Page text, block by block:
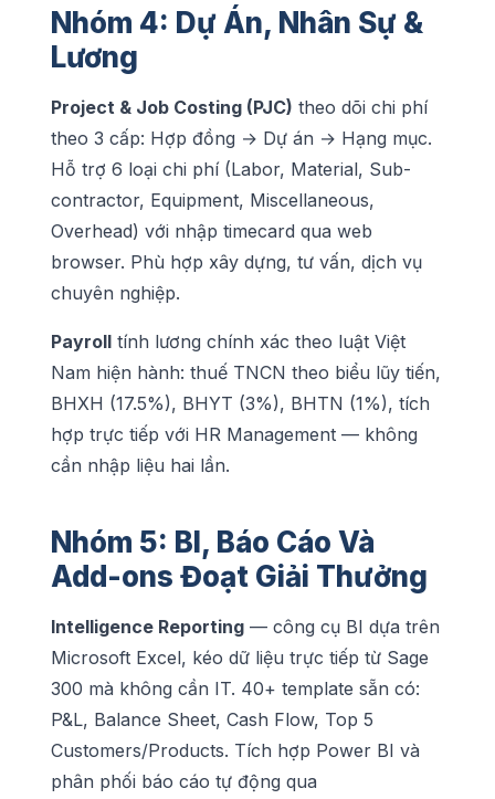
Nhóm 4: Dự Án, Nhân Sự &
Lương
Project & Job Costing (PJC) theo dõi chi phí
theo 3 cấp: Hợp đồng → Dự án → Hạng mục.
Hỗ trợ 6 loại chi phí (Labor, Material, Sub-
contractor, Equipment, Miscellaneous,
Overhead) với nhập timecard qua web
browser. Phù hợp xây dựng, tư vấn, dịch vụ
chuyên nghiệp.
Payroll tính lương chính xác theo luật Việt
Nam hiện hành: thuế TNCN theo biểu lũy tiến,
BHXH (17.5%), BHYT (3%), BHTN (1%), tích
hợp trực tiếp với HR Management — không
cần nhập liệu hai lần.
Nhóm 5: BI, Báo Cáo Và
Add-ons Đoạt Giải Thưởng
Intelligence Reporting — công cụ BI dựa trên
Microsoft Excel, kéo dữ liệu trực tiếp từ Sage
300 mà không cần IT. 40+ template sẵn có:
P&L, Balance Sheet, Cash Flow, Top 5
Customers/Products. Tích hợp Power BI và
phân phối báo cáo tự động qua